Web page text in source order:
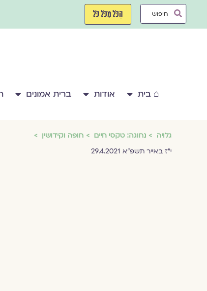
Search
הַכֹּל מִכֹּל כֹּל
⌂ בית אודות ברית אמונים
גלויה נחוגה: טקסי חיים
חופה וקידושין
י"ז באייר תשפ"א 29.4.2021